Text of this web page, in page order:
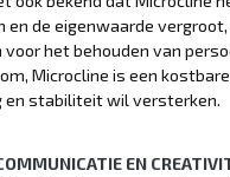
de eigenwaarde
voor het behouden van
Microcline is een
en stabiliteit wil versterken.
EN